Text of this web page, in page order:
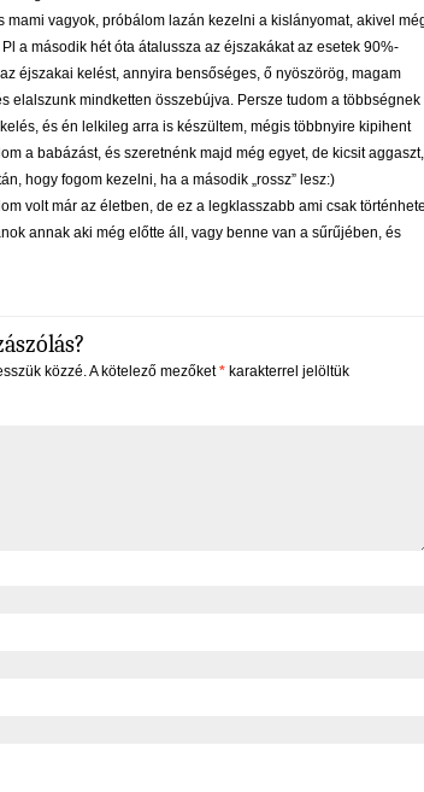
mami vagyok, próbálom lazán kezelni a kislányomat, akivel
a második hét óta átalussza az éjszakákat az esetek 90%-
éjszakai kelést, annyira bensőséges, ő nyöszörög, magam
elalszunk mindketten összebújva. Persze tudom a többségnek
és én lelkileg arra is készültem, mégis többnyire kipihent
a babázást, és szeretnénk majd még egyet, de kicsit aggaszt,
hogy fogom kezelni, ha a második „rossz” lesz:)
volt már az életben, de ez a legklasszabb ami csak
annak aki még előtte áll, vagy benne van a sűrűjében, és
közzé.A kötelező mezőket* karakterrel jelöltük